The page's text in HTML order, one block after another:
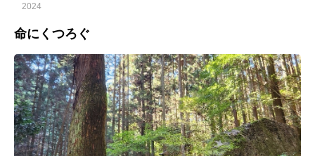
2024
命にくつろぐ